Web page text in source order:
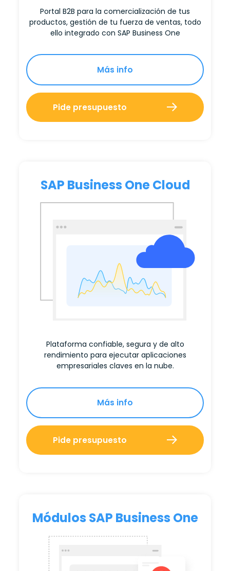
Portal B2B para la comercialización de tus
productos, gestión de tu fuerza de ventas, todo
ello integrado con SAP Business One
Más info
Pide presupuesto
SAP Business One Cloud
Plataforma confiable, segura y de alto
rendimiento para ejecutar aplicaciones
empresariales claves en la nube.
Más info
Pide presupuesto
Módulos SAP Business One